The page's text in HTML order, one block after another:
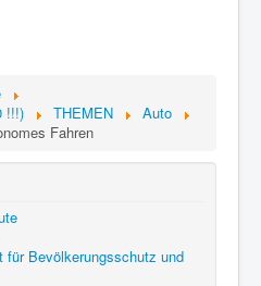
!!!)
THEMEN
Auto
Fahren
Bevölkerungsschutz und